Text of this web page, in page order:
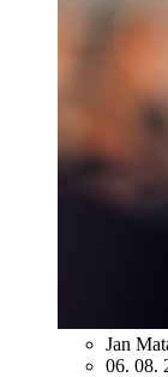
Jan
06. 08.